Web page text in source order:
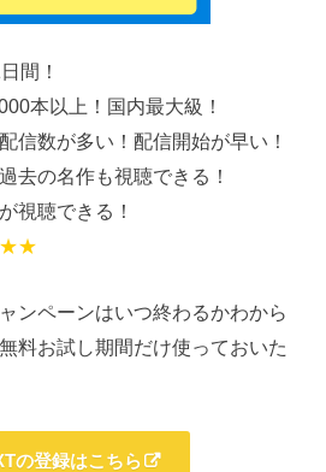
間！
本以上！国内最大級！
信数が多い！配信開始が早い！
去の名作も視聴できる！
視聴できる！
ンペーンはいつ終わるかわから
料お試し期間だけ使っておいた
の登録はこちら